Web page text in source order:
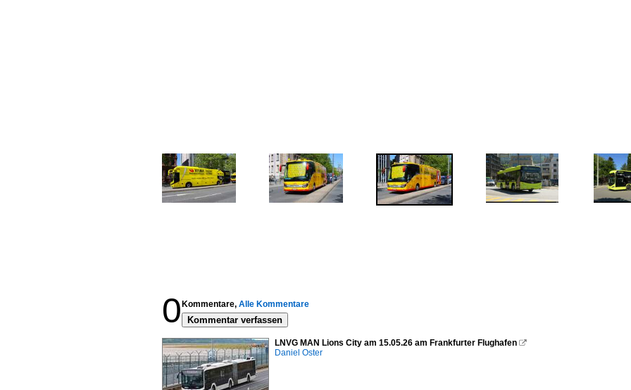
0 Kommentare, Alle Kommentare
Kommentar verfassen
LNVG MAN Lions City am 15.05.26 am Frankfurter Flughafen 
Daniel Oster